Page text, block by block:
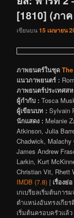
[1810] (ภา
เขียนบน15 เมษายน
ภาพยนตร์ในชุด
แนวภาพยนตร์ :
ภาพยนตร์ประเทศสห
ผู้กำกับ : Tosca
ผู้เขียนบท : Sylvain
นักแสดง : Melanie
Atkinson, Julia
Chadwick, Malachy
James Andrew
Larkin, Kurt
Christian Vit, Rhett
IMDB (7.8) | เรื่องย่อ
เกเบรียลเริ่มต้นกา
ตำแหน่งอันทรงเกีย
เริ่มต้นครอบครัวแล้ว